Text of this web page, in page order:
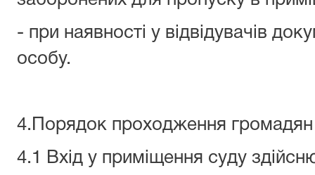
- при наявності у відвідувачів
особу.
4.Порядок проходження
4.1 Вхід у приміщення суду